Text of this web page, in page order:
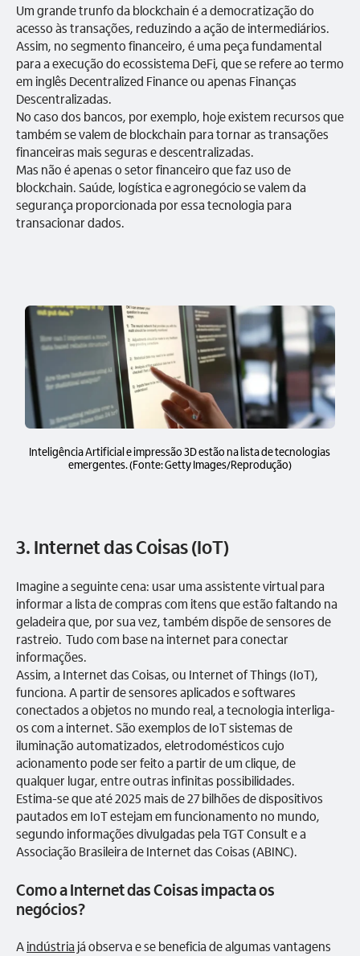
Um grande trunfo da blockchain é a democratização do
acesso às transações, reduzindo a ação de intermediários.
Assim, no segmento financeiro, é uma peça fundamental
para a execução do ecossistema DeFi, que se refere ao termo
em inglês Decentralized Finance ou apenas Finanças
Descentralizadas.
No caso dos bancos, por exemplo, hoje existem recursos que
também se valem de blockchain para tornar as transações
financeiras mais seguras e descentralizadas.
Mas não é apenas o setor financeiro que faz uso de
blockchain. Saúde, logística e agronegócio se valem da
segurança proporcionada por essa tecnologia para
transacionar dados.
Inteligência Artificial e impressão 3D estão na lista de tecnologias
emergentes. (Fonte: Getty Images/Reprodução)
3. Internet das Coisas (IoT)
Imagine a seguinte cena: usar uma assistente virtual para
informar a lista de compras com itens que estão faltando na
geladeira que, por sua vez, também dispõe de sensores de
rastreio. Tudo com base na internet para conectar
informações.
Assim, a Internet das Coisas, ou Internet of Things (IoT),
funciona. A partir de sensores aplicados e softwares
conectados a objetos no mundo real, a tecnologia interliga-
os com a internet. São exemplos de IoT sistemas de
iluminação automatizados, eletrodomésticos cujo
acionamento pode ser feito a partir de um clique, de
qualquer lugar, entre outras infinitas possibilidades.
Estima-se que até 2025 mais de 27 bilhões de dispositivos
pautados em IoT estejam em funcionamento no mundo,
segundo informações divulgadas pela TGT Consult e a
Associação Brasileira de Internet das Coisas (ABINC).
Como a Internet das Coisas impacta os
negócios?
Aindústria já observa e se beneficia de algumas vantagens